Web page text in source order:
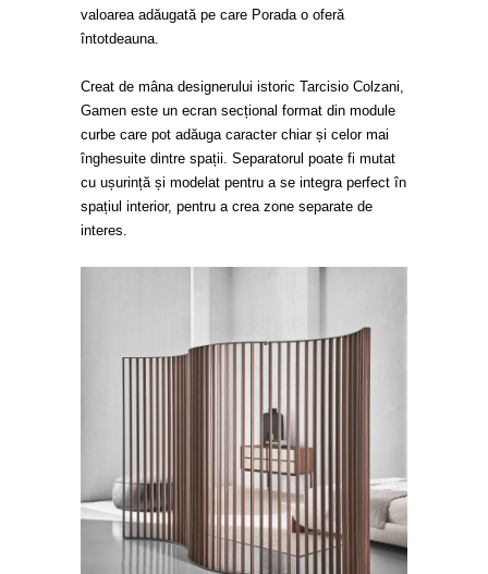
valoarea adăugată pe care Porada o oferă
întotdeauna.
Creat de mâna designerului istoric Tarcisio Colzani,
Gamen este un ecran secțional format din module
curbe care pot adăuga caracter chiar și celor mai
înghesuite dintre spații. Separatorul poate fi mutat
cu ușurință și modelat pentru a se integra perfect în
spațiul interior, pentru a crea zone separate de
interes.